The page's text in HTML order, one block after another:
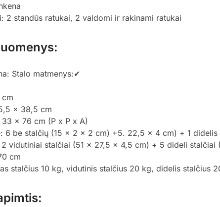
2 standūs ratukai, 2 valdomi ir rakinami ratukai
Stalo matmenys:✔
x 38,5 cm
x 76 cm (P x P x A)
6 be stalčių (15 x 2 x 2 cm) +5. 22,5 x 4 cm) + 1
vidutiniai stalčiai (51 x 27,5 x 4,5 cm) + 5 dideli stalčiai
cm
stalčius 10 kg, vidutinis stalčius 20 kg, didelis stalčius